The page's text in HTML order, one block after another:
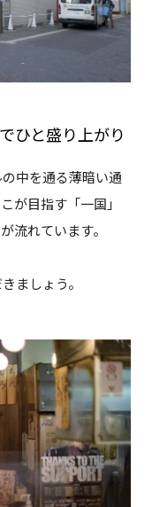
ひと盛り上がり
中を通る薄暗い通
が目指す「一国」
流れています。
ましょう。